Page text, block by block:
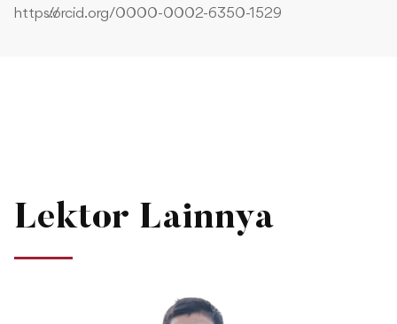
https://orcid.org/0000-0002-6350-1529
Lektor Lainnya